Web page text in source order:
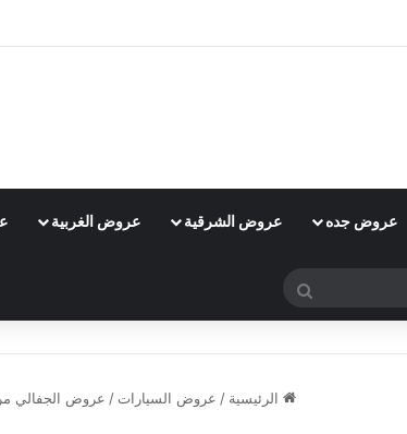
عروض جده عروض الشرقية عروض الغربية
بحث
الرئيسية / عروض السيارات / عروض الجفالي